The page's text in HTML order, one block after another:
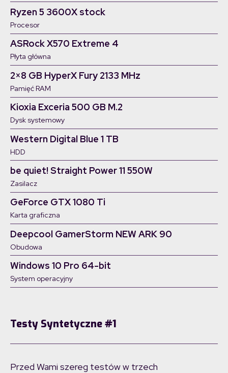
Procesor
Ryzen 5 3600X stock
Płyta główna
ASRock X570 Extreme 4
Pamięć RAM
2×8 GB HyperX Fury 2133 MHz
Dysk systemowy
Kioxia Exceria 500 GB M.2
HDD
Western Digital Blue 1 TB
Zasilacz
be quiet! Straight Power 11 550W
Karta graficzna
GeForce GTX 1080 Ti
Obudowa
Deepcool GamerStorm NEW ARK 90
System operacyjny
Windows 10 Pro 64-bit
Testy Syntetyczne #1
Przed Wami szereg testów w trzech